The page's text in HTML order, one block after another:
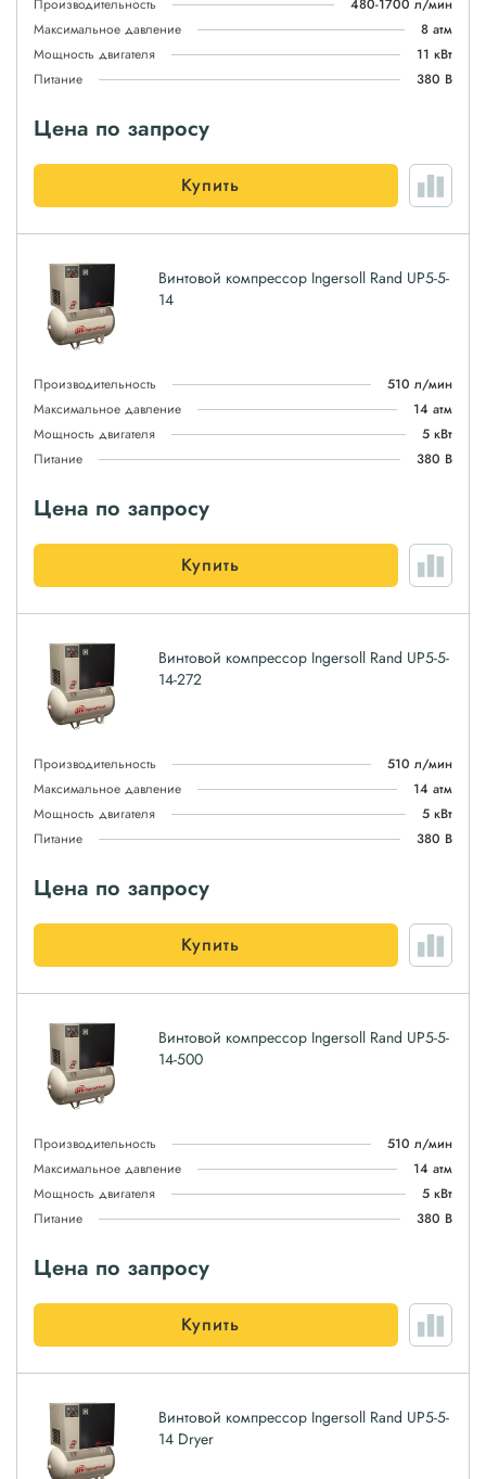
Производительность
480-1700 л/мин
Максимальное давление
8 атм
Мощность двигателя
11 кВт
Питание
380 В
Цена по запросу
Купить
Винтовой компрессор Ingersoll Rand UP5-5-
14
Производительность
510 л/мин
Максимальное давление
14 атм
Мощность двигателя
5 кВт
Питание
380 В
Цена по запросу
Купить
Винтовой компрессор Ingersoll Rand UP5-5-
14-272
Производительность
510 л/мин
Максимальное давление
14 атм
Мощность двигателя
5 кВт
Питание
380 В
Цена по запросу
Купить
Винтовой компрессор Ingersoll Rand UP5-5-
14-500
Производительность
510 л/мин
Максимальное давление
14 атм
Мощность двигателя
5 кВт
Питание
380 В
Цена по запросу
Купить
Винтовой компрессор Ingersoll Rand UP5-5-
14 Dryer